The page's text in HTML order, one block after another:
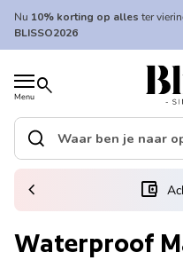
Overslaan naar inhoud
Nu 10% korting op alles ter
BLISSO2026
Menu search
Home
Home
Zoek op"
search
(link opent in nieuwaccount_balance_wallet
chevron_left
Waterproof